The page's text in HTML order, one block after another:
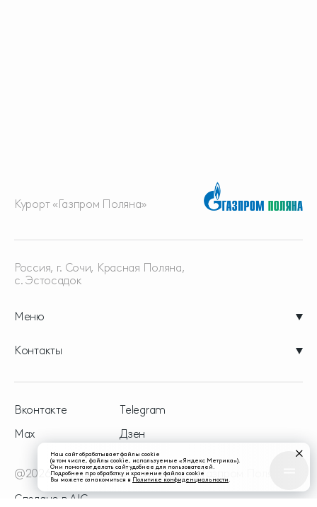
Курорт «Газпром Поляна»
Меню
Россия, г. Сочи, Красная Поляна,
с. Эстосадок
Контакты
@2026 - официальный сайт курорта Газпром Поляна
Вконтакте
Telegram
Max
Дзен
Сделано вAIC.
Наш сайт обрабатывает файлы cookie
(в том числе, файлы cookie, используемые «Яндекс Метрика»).
Они помогают делать сайт удобнее для пользователей.
Подробнее про обработку и хранение файлов cookie
Вы можете ознакомиться в Политике конфиденциальности.